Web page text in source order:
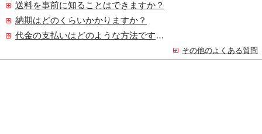
送料を事前に知ることはできますか？
納期はどのくらいかかりますか？
代金の支払いはどのような方法ですか？
その他のよくある質問